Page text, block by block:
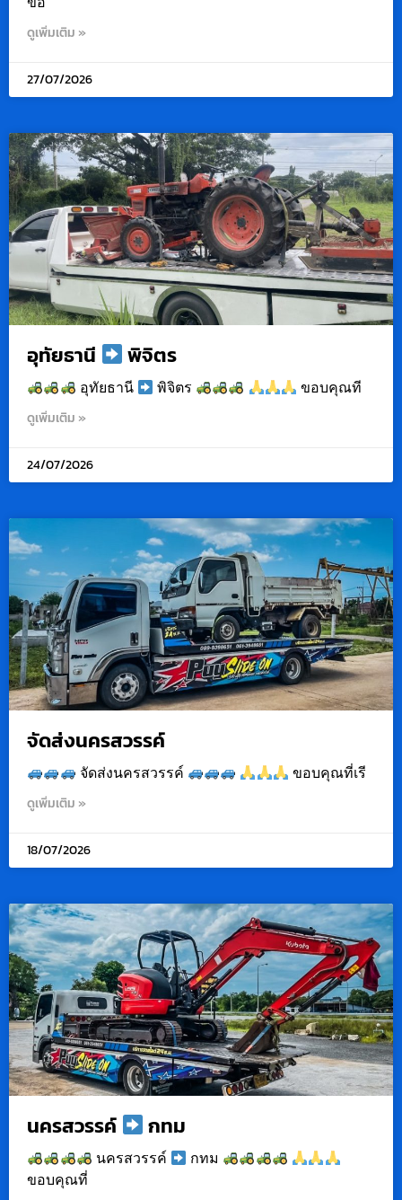
ดูเพิ่มเติม »
27/07/2026
อุทัยธานี พิจิตร
อุทัยธานี พิจิตร ขอบคุณที
ดูเพิ่มเติม »
24/07/2026
จัดส่งนครสวรรค์
จัดส่งนครสวรรค์ ขอบคุณที่เรี
ดูเพิ่มเติม »
18/07/2026
นครสวรรค์ กทม
นครสวรรค์
กทม
ขอบคุณที่